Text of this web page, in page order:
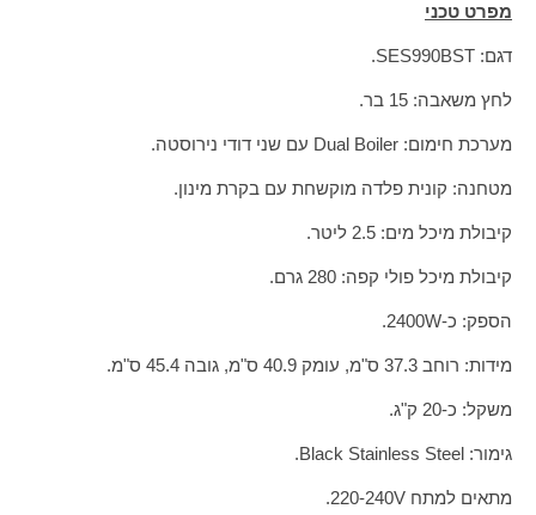
מפרט טכני
דגם: SES990BST.
לחץ משאבה: 15 בר.
מערכת חימום: Dual Boiler עם שני דודי נירוסטה.
מטחנה: קונית פלדה מוקשחת עם בקרת מינון.
קיבולת מיכל מים: 2.5 ליטר.
קיבולת מיכל פולי קפה: 280 גרם.
הספק: כ-2400W.
מידות: רוחב 37.3 ס"מ, עומק 40.9 ס"מ, גובה 45.4 ס"מ.
משקל: כ-20 ק"ג.
גימור: Black Stainless Steel.
מתאים למתח 220-240V.